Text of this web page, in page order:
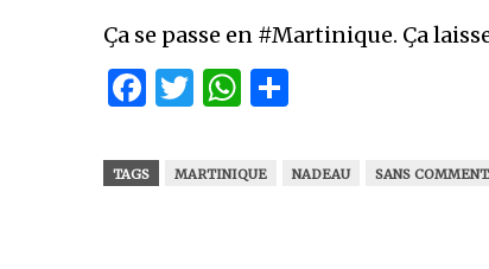
Ça se passe en #Martinique. Ça
Facebook
Twitter
WhatsApp
TAGS MARTINIQUE NADEAU SANS